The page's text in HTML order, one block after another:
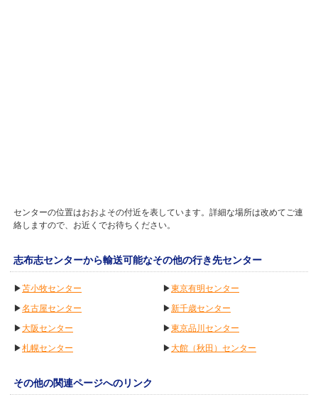
センターの位置はおおよその付近を表しています。詳細な場所は改めてご連
絡しますので、お近くでお待ちください。
志布志センターから輸送可能なその他の行き先センター
▶苫小牧センター ▶東京有明センター
▶名古屋センター ▶新千歳センター
▶大阪センター ▶東京品川センター
▶札幌センター ▶大館（秋田）センター
その他の関連ページへのリンク